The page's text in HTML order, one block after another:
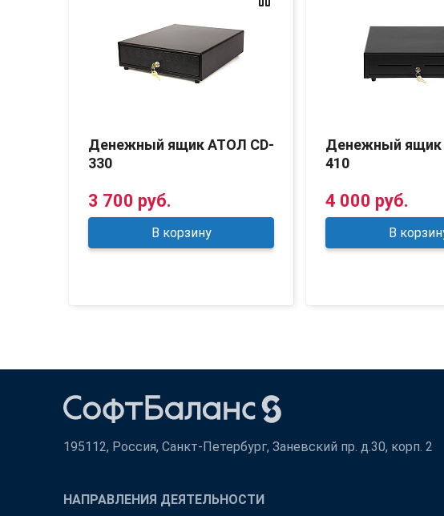
Денежный ящик АТОЛ CD-
330
3 700 руб.
В корзину
Денежный ящик
410
4 000 руб.
В
195112, Россия, Санкт-Петербург, Заневский пр. д.30, корп. 2
НАПРАВЛЕНИЯ ДЕЯТЕЛЬНОСТИ